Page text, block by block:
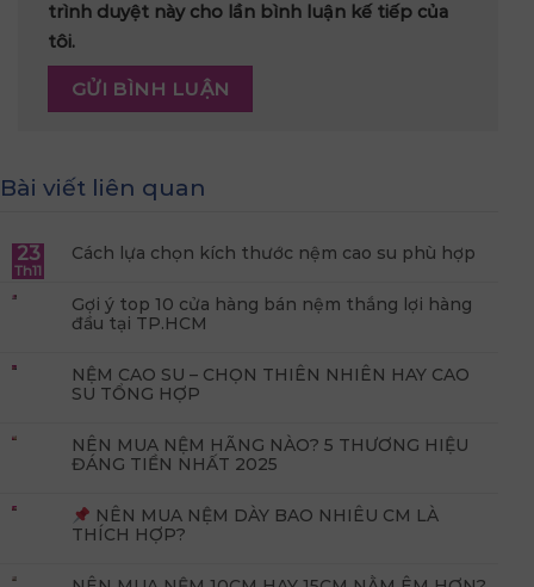
trình duyệt này cho lần bình luận kế tiếp của
tôi.
Bài viết liên quan
23
Th11
Cách lựa chọn kích thước nệm cao su phù hợp
Gợi ý top 10 cửa hàng bán nệm thắng lợi hàng
đầu tại TP.HCM
NỆM CAO SU – CHỌN THIÊN NHIÊN HAY CAO
SU TỔNG HỢP
NÊN MUA NỆM HÃNG NÀO? 5 THƯƠNG HIỆU
ĐÁNG TIỀN NHẤT 2025
NÊN MUA NỆM DÀY BAO NHIÊU CM LÀ
THÍCH HỢP?